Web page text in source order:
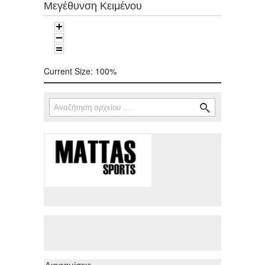
Μεγέθυνση Κειμένου
Current Size: 100%
Φόρμα αναζήτησης
Αναζήτηση